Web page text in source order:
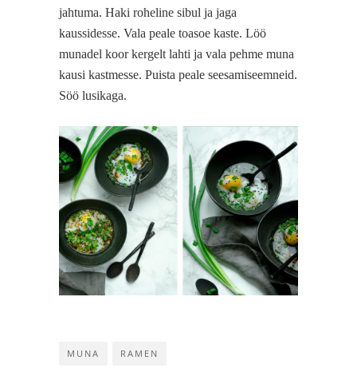
jahtuma. Haki roheline sibul ja jaga
kaussidesse. Vala peale toasoe kaste. Löö
munadel koor kergelt lahti ja vala pehme muna
kausi kastmesse. Puista peale seesamiseemneid.
Söö lusikaga.
MUNA RAMEN